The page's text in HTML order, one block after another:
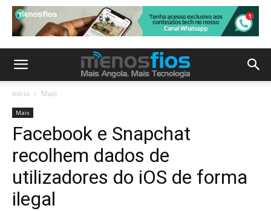
Início Mais
Mais
Facebook e Snapchat
recolhem dados de
utilizadores do iOS de forma
ilegal